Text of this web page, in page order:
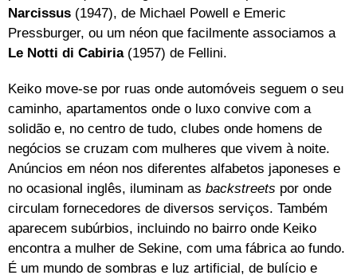
Narcissus (1947), de Michael Powell e Emeric
Pressburger, ou um néon que facilmente associamos a
Le Notti di Cabiria(1957) de Fellini.
Keiko move-se por ruas onde automóveis seguem o seu
caminho, apartamentos onde o luxo convive com a
solidão e, no centro de tudo, clubes onde homens de
negócios se cruzam com mulheres que vivem à noite.
Anúncios em néon nos diferentes alfabetos japoneses e
no ocasional inglês, iluminam as backstreets por onde
circulam fornecedores de diversos serviços. Também
aparecem subúrbios, incluindo no bairro onde Keiko
encontra a mulher de Sekine, com uma fábrica ao fundo.
É um mundo de sombras e luz artificial, de bulício e